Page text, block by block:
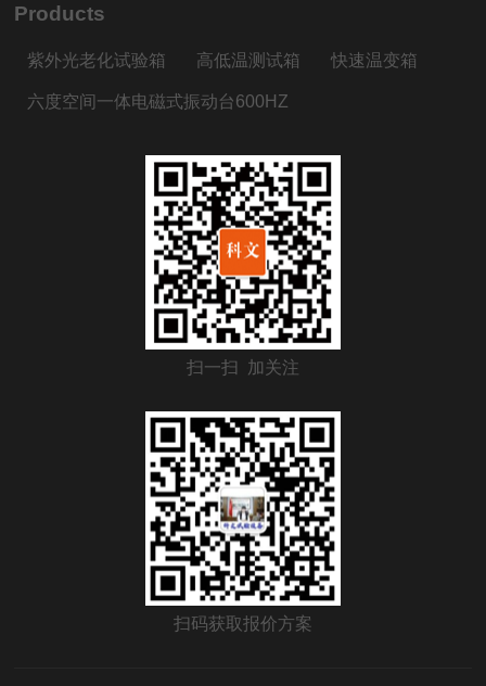
Products
紫外光老化试验箱 高低温测试箱 快速温变箱
六度空间一体电磁式振动台600HZ
扫一扫 加关注
扫码获取报价方案